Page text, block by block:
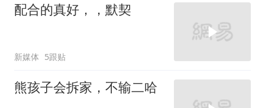
配合的真好，，默契
新媒体 5跟贴
熊孩子会拆家，不输二哈